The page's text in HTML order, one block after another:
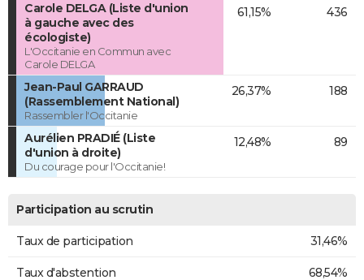
Carole DELGA (Liste d'union
à gauche avec des
écologiste)
L'Occitanie en Commun avec
Carole DELGA
61,15% 436
Jean-Paul GARRAUD
(Rassemblement National)
Rassembler l'Occitanie
26,37% 188
Aurélien PRADIÉ (Liste
d'union à droite)
Du courage pour l'Occitanie!
12,48% 89
Participation au scrutin
Taux de participation 31,46%
Taux d'abstention 68,54%